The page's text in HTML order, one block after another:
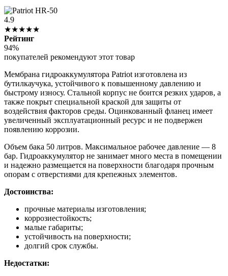
4.9
★★★★★
Рейтинг
94%
покупателей рекомендуют этот товар
Мембрана гидроаккумулятора Patriot изготовлена из
бутилкаучука, устойчивого к повышенному давлению и
быстрому износу. Стальной корпус не боится резких ударов, а
также покрыт специальной краской для защиты от
воздействия факторов среды. Оцинкованный фланец имеет
увеличенный эксплуатационный ресурс и не подвержен
появлению коррозии.
Объем бака 50 литров. Максимальное рабочее давление — 8
бар. Гидроаккумулятор не занимает много места в помещении
и надежно размещается на поверхности благодаря прочным
опорам с отверстиями для крепежных элементов.
Достоинства:
прочные материалы изготовления;
коррозиестойкость;
малые габариты;
устойчивость на поверхности;
долгий срок службы.
Недостатки: